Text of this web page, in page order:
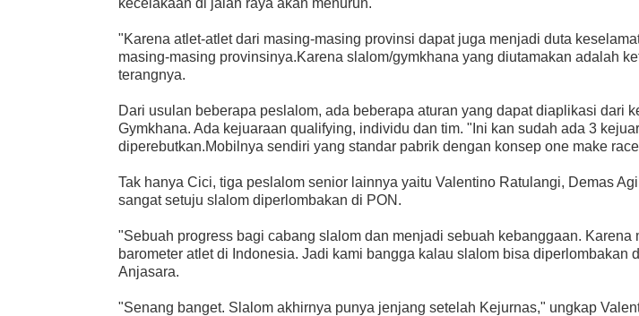
"Karena atlet-atlet dari masing-masing provinsi dapat juga menjadi duta
masing-masing provinsinya.Karena slalom/gymkhana yang diutamakan adalah
terangnya.
Dari usulan beberapa peslalom, ada beberapa aturan yang dapat diaplikasi dari
Gymkhana. Ada kejuaraan qualifying, individu dan tim. "Ini kan sudah ada 3
diperebutkan.Mobilnya sendiri yang standar pabrik dengan konsep one make
Tak hanya Cici, tiga peslalom senior lainnya yaitu Valentino Ratulangi, Demas
sangat setuju slalom diperlombakan di PON.
"Sebuah progress bagi cabang slalom dan menjadi sebuah kebanggaan. Karena
barometer atlet di Indonesia. Jadi kami bangga kalau slalom bisa diperlombakan
Anjasara.
"Senang banget. Slalom akhirnya punya jenjang setelah Kejurnas," ungkap